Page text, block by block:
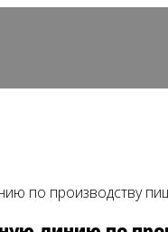
по производству